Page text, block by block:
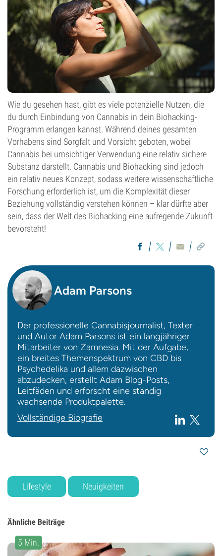
Wie du gesehen hast, gibt es viele potenzielle Nutzen, die
du durch Einbindung von Cannabis in dein Biohacking-
Programm erlangen kannst. Während deines gesamten
Vorhabens sind Sorgfalt und Vorsicht geboten, wobei
Cannabis bei umsichtiger Verwendung eine relativ sichere
Substanz darstellt. Cannabis und Biohacking sind jedoch
ein relativ neues Konzept, sodass weitere wissenschaftliche
Forschung erforderlich ist, um die Komplexität dieser
Beziehung vollständig verstehen können – klar dürfte aber
sein, dass der Welt des Biohacking eine aufregende Zukunft
bevorsteht!
Adam Parsons
Der professionelle Cannabisjournalist, Texter
und Autor Adam Parsons ist ein langjähriger
Mitarbeiter von Zamnesia. Mit der Aufgabe,
ein breites Themenspektrum von CBD bis
Psychedelika und allem dazwischen
abzudecken, erstellt Adam Blog-Posts,
Leitfäden und erforscht eine ständig
wachsende Produktpalette.
Vollständige Biografie
Lifestyle Neuigkeiten
Ähnliche Beiträge
5 Min.